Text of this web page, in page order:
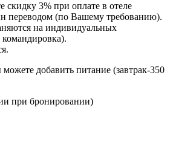
3% при оплате в отеле
переводом (по Вашему требованию).
на индивидуальных
добавить питание (завтрак-350
при бронировании)